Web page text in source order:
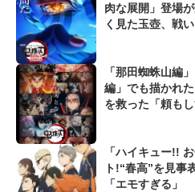
肉な展開」登場
く見た玉壺、戦
「那田蜘蛛山編
編」でも描かれ
を救った「頼も
「ハイキュー!!
ト!“春高”を見事
「エモすぎる」